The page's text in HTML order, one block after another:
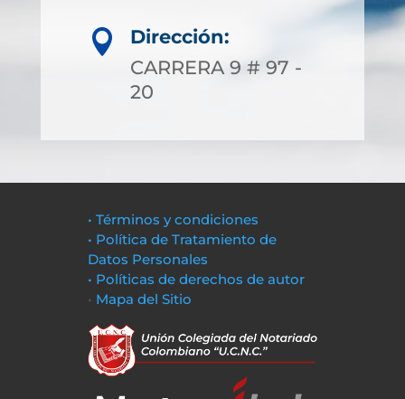

Dirección:
CARRERA 9 # 97 -
20
• Términos y condiciones
• Política de Tratamiento de
Datos Personales
• Políticas de derechos de autor
• Mapa del Sitio